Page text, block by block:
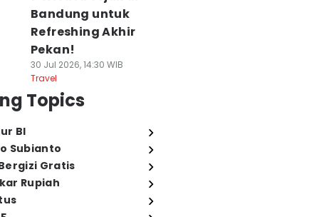
Bandung untuk
Refreshing Akhir
Pekan!
30 Jul 2026, 14:30 WIB
Travel
Topics
BI
Subianto
Gratis
Rupiah